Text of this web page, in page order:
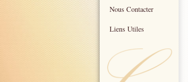
Nous Contacter
Liens Utiles